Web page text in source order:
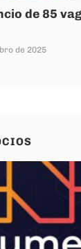
de 85
de 2025